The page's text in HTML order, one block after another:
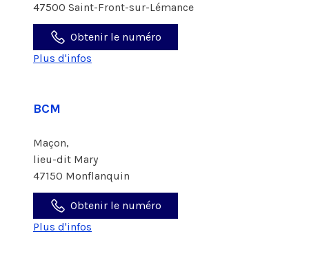
47500 Saint-Front-sur-Lémance
Obtenir le numéro
Plus d'infos
BCM
Maçon,
lieu-dit Mary
47150 Monflanquin
Obtenir le numéro
Plus d'infos